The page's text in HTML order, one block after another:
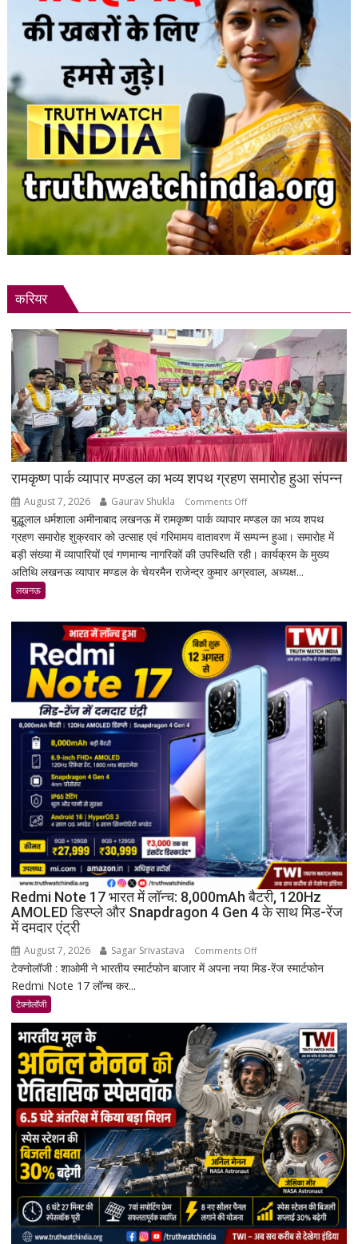
करियर
रामकृष्ण पार्क व्यापार मण्डल का भव्य शपथ ग्रहण समारोह हुआ संपन्न
August 7, 2026 Gaurav Shukla Comments Offon
रामकृष्ण
पार्क
व्यापार
मण्डल
शपथ
बुद्धूलाल धर्मशाला अमीनाबाद लखनऊ में रामकृष्ण पार्क व्यापार मण्डल का भव्य शपथ
ग्रहण समारोह शुक्रवार को उत्साह एवं गरिमामय वातावरण में सम्पन्न हुआ। समारोह में
बड़ी संख्या में व्यापारियों एवं गणमान्य नागरिकों की उपस्थिति रही। कार्यक्रम के मुख्य
अतिथि लखनऊ व्यापार मण्डल के चेयरमैन राजेन्द्र कुमार अग्रवाल, अध्यक्ष...
लखनऊ
Redmi Note 17 भारत में लॉन्च: 8,000mAh बैटरी, 120Hz
AMOLED डिस्प्ले और Snapdragon 4 Gen 4 के साथ मिड-रेंज
में दमदार एंट्री
August 7, 2026 Sagar Srivastava Comments Offon
Redmi
भारत
में
लॉन्च:
8,000mAh
बैटरी,
120Hz
AMOLED
डिस्प्ले
और
Snapdragon
4
Gen
4
टेक्नोलॉजी : शाओमी ने भारतीय स्मार्टफोन बाजार में अपना नया मिड-रेंज स्मार्टफोन
Redmi Note 17 लॉन्च कर...
टेक्नोलॉजी